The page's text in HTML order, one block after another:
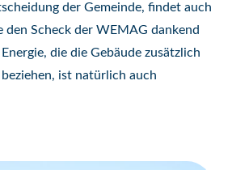
der Gemeinde, findet auch
den Scheck der WEMAG dankend
die die Gebäude zusätzlich
ist natürlich auch